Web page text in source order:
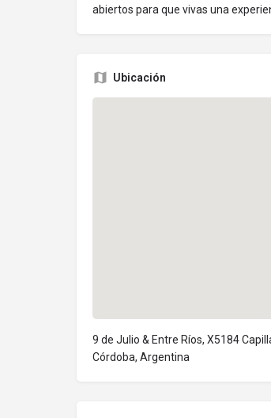
abiertos para que vivas una
Ubicación
9 de Julio & Entre Ríos, X5184
Córdoba, Argentina